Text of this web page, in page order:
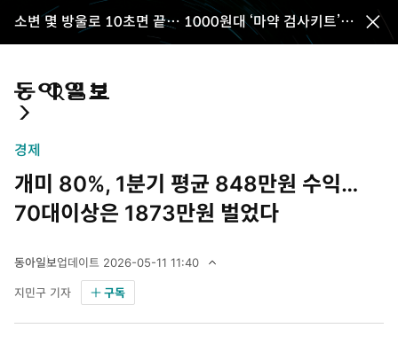
소변 몇 방울로 10초면 끝… 1000원대 ‘마약 검사키트’
나온다
전
통 마
지
전
펼
치
기
경제
개미 80%, 1분기 평균 848만원 수익…
70대이상은 1873만원 벌었다
동아일보업데이트 2026-05-11 11:40
0
지민구 기자 구독